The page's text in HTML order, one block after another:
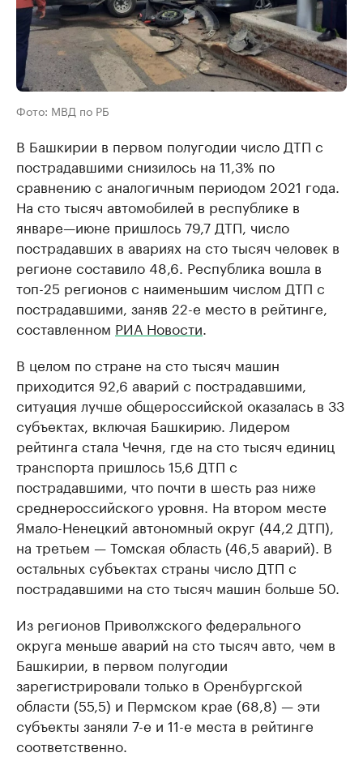
Фото: МВД по РБ
В Башкирии в первом полугодии число ДТП с
пострадавшими снизилось на 11,3% по
сравнению с аналогичным периодом 2021 года.
На сто тысяч автомобилей в республике в
январе—июне пришлось 79,7 ДТП, число
пострадавших в авариях на сто тысяч человек в
регионе составило 48,6. Республика вошла в
топ-25 регионов с наименьшим числом ДТП с
пострадавшими, заняв 22-е место в рейтинге,
составленном РИА Новости.
В целом по стране на сто тысяч машин
приходится 92,6 аварий с пострадавшими,
ситуация лучше общероссийской оказалась в 33
субъектах, включая Башкирию. Лидером
рейтинга стала Чечня, где на сто тысяч единиц
транспорта пришлось 15,6 ДТП с
пострадавшими, что почти в шесть раз ниже
среднероссийского уровня. На втором месте
Ямало-Ненецкий автономный округ (44,2 ДТП),
на третьем — Томская область (46,5 аварий). В
остальных субъектах страны число ДТП с
пострадавшими на сто тысяч машин больше 50.
Из регионов Приволжского федерального
округа меньше аварий на сто тысяч авто, чем в
Башкирии, в первом полугодии
зарегистрировали только в Оренбургской
области (55,5) и Пермском крае (68,8) — эти
субъекты заняли 7-е и 11-е места в рейтинге
соответственно.